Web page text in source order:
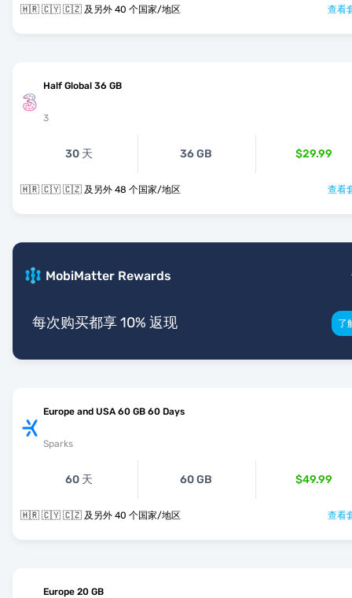
🇭🇷 🇨🇾 🇨🇿 及另外 40 个国家/地区 查看
Half Global 36 GB
3
30 天 36 GB $29.99
🇭🇷 🇨🇾 🇨🇿 及另外 48 个国家/地区 查看
MobiMatter Rewards
每次购买都享 10% 返现 了
Europe and USA 60 GB 60 Days
Sparks
60 天 60 GB $49.99
🇭🇷 🇨🇾 🇨🇿 及另外 40 个国家/地区 查看
Europe 20 GB